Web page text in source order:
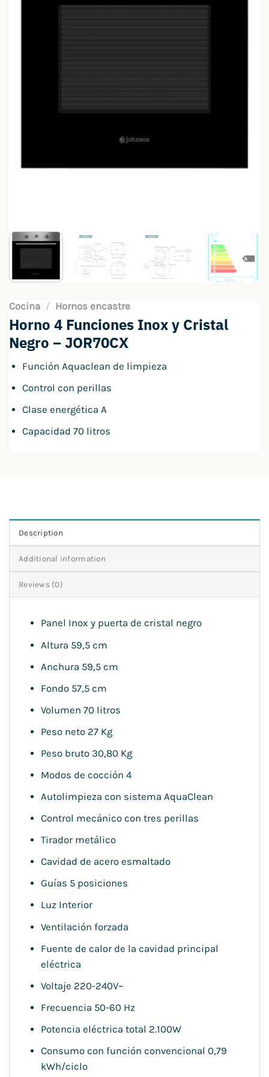
Cocina / Hornos encastre
Horno 4 Funciones Inox y Cristal
Negro – JOR70CX
Función Aquaclean de limpieza
Control con perillas
Clase energética A
Capacidad 70 litros
Description
Additional information
Reviews (0)
Panel Inox y puerta de cristal negro
Altura 59,5 cm
Anchura 59,5 cm
Fondo 57,5 cm
Volumen 70 litros
Peso neto 27 Kg
Peso bruto 30,80 Kg
Modos de cocción 4
Autolimpieza con sistema AquaClean
Control mecánico con tres perillas
Tirador metálico
Cavidad de acero esmaltado
Guías 5 posiciones
Luz Interior
Ventilación forzada
Fuente de calor de la cavidad principal
eléctrica
Voltaje 220-240V~
Frecuencia 50-60 Hz
Potencia eléctrica total 2.100W
Consumo con función convencional 0,79
kWh/ciclo